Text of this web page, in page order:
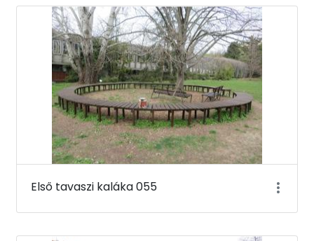
Első tavaszi kaláka 055